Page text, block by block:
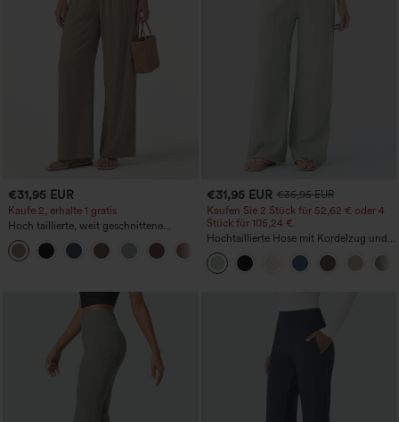
€31,95 EUR
Kaufe 2, erhalte 1 gratis
Hoch taillierte, weit geschnittene
Freizeithose aus Leinenmischung mit
Kordelzug und Taschen
€31,95 EUR €35,95 EUR
Kaufen Sie 2 Stück für 52,62 € oder 4
Stück für 105,24 €.
Hochtaillierte Hose mit Kordelzug und
Taschen, weitem Bein, lässig und locker
in Leinenoptik